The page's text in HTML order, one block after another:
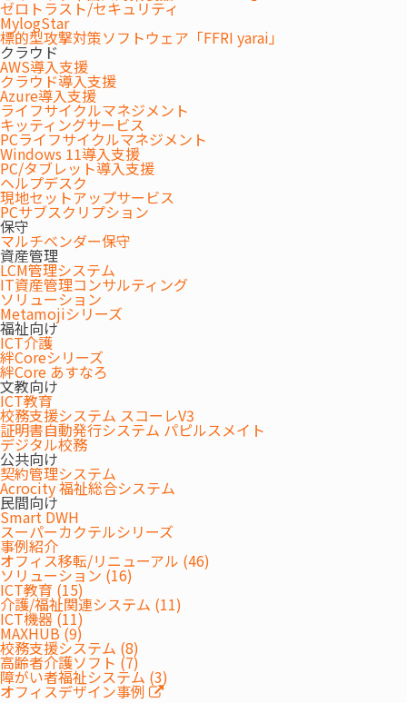
ゼロトラスト/セキュリティ
MylogStar
標的型攻撃対策ソフトウェア「FFRI yarai」
クラウド
AWS導入支援
クラウド導入支援
Azure導入支援
ライフサイクルマネジメント
キッティングサービス
PCライフサイクルマネジメント
Windows 11導入支援
PC/タブレット導入支援
ヘルプデスク
現地セットアップサービス
PCサブスクリプション
保守
マルチベンダー保守
資産管理
LCM管理システム
IT資産管理コンサルティング
ソリューション
Metamojiシリーズ
福祉向け
ICT介護
絆Coreシリーズ
絆Core あすなろ
文教向け
ICT教育
校務支援システム スコーレV3
証明書自動発行システム パピルスメイト
デジタル校務
公共向け
契約管理システム
Acrocity 福祉総合システム
民間向け
Smart DWH
スーパーカクテルシリーズ
事例紹介
オフィス移転/リニューアル (46)
ソリューション (16)
ICT教育 (15)
介護/福祉関連システム (11)
ICT機器 (11)
MAXHUB (9)
校務支援システム (8)
高齢者介護ソフト (7)
障がい者福祉システム (3)
オフィスデザイン事例
場」のお客さまの真のニーズを探求し、
ICTとオフィス環境に関わる各種サービスを確かな技術とフレキシ
ブルなサービスで提供いたします。